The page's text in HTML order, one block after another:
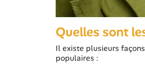
Quelles sont
Il existe plusieurs
populaires :